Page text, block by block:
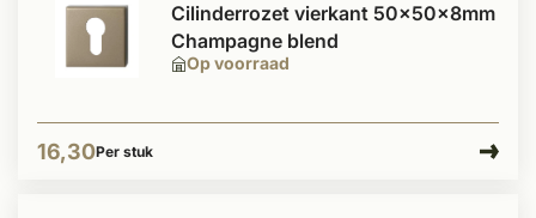
Op voorraad
Cilinderrozet vierkant 50x50x8mm
Champagne blend
16,30Per stuk